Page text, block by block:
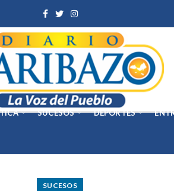
SUCESOS DEPORTES
SUCESOS